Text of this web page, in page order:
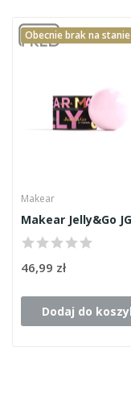
Obecnie brak na stanie
Makear
46,99 zł
Dodaj do